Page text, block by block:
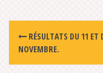
Post
navigation
RÉSULTATS DU 11 ET
NOVEMBRE.